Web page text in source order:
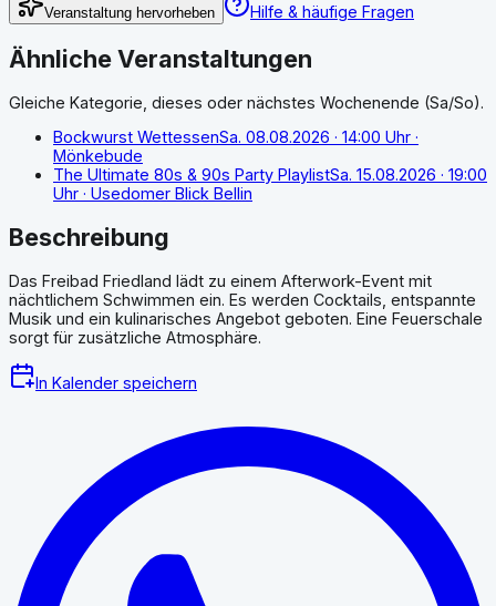
Veranstaltung hervorheben Hilfe & häufige Fragen
Ähnliche Veranstaltungen
Gleiche Kategorie, dieses oder nächstes Wochenende (Sa/So).
Bockwurst WettessenSa. 08.08.2026 · 14:00 Uhr ·
Mönkebude
The Ultimate 80s & 90s Party PlaylistSa. 15.08.2026 · 19:00
Uhr · Usedomer Blick Bellin
Beschreibung
Das Freibad Friedland lädt zu einem Afterwork-Event mit
nächtlichem Schwimmen ein. Es werden Cocktails, entspannte
Musik und ein kulinarisches Angebot geboten. Eine Feuerschale
sorgt für zusätzliche Atmosphäre.
In Kalender speichern